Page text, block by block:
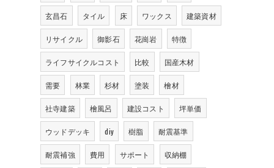
玄昌石 タイル 床 ワックス 建築資材
リサイクル 御影石 花崗岩 特徴
ライフサイクルコスト 比較 国産木材
需要 林業 杉材 塗装 檜材
社寺建築 檜風呂 建設コスト 坪単価
ウッドデッキ diy 樹脂 耐震基準
耐震補強 費用 サポート 収納棚